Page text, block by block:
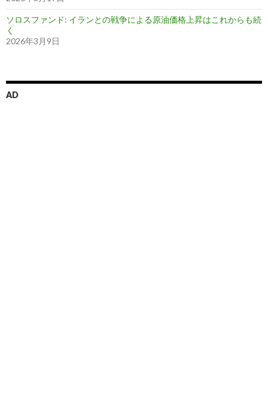
ソロスファンド: イランとの戦争による原油価格上昇はこれからも続
く
2026年3月9日
AD